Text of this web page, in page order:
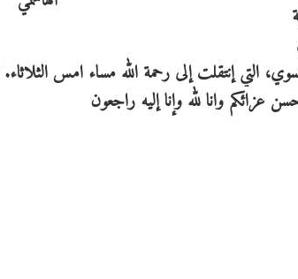
إنتقلت إلى رحمة الله مساء امس الثلاثاء.
عزائكم وانا لله وإنا إليه راجعون